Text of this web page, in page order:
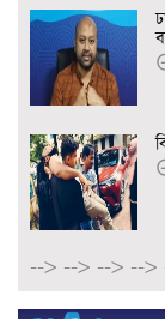
--> --> --> -->